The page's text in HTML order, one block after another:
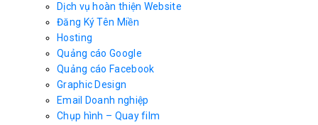
Dịch vụ hoàn thiện Website
Đăng Ký Tên Miền
Hosting
Quảng cáo Google
Quảng cáo Facebook
Graphic Design
Email Doanh nghiệp
Chụp hình – Quay film